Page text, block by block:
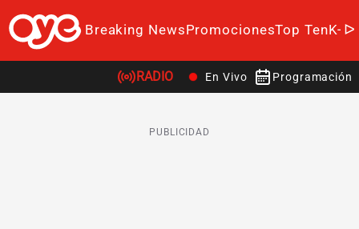
Breaking NewsPromocionesTop TenK-
RADIO En Vivo Programación
PUBLICIDAD